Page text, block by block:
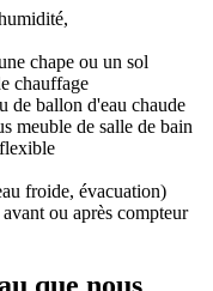
chape ou un sol
chauffage
de ballon d'eau chaude
meuble de salle de bain
froide, évacuation)
ou après compteur